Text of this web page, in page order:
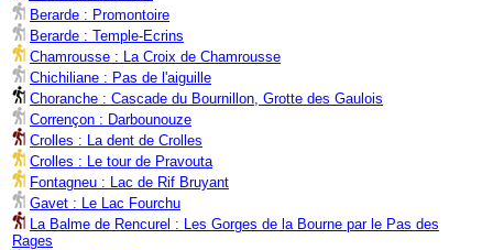
Berarde : Promontoire
Berarde : Temple-Ecrins
Chamrousse : La Croix de Chamrousse
Chichiliane : Pas de l'aiguille
Choranche : Cascade du Bournillon, Grotte des Gaulois
Corrençon : Darbounouze
Crolles : La dent de Crolles
Crolles : Le tour de Pravouta
Fontagneu : Lac de Rif Bruyant
Gavet : Le Lac Fourchu
La Balme de Rencurel : Les Gorges de la Bourne par le Pas des
Rages